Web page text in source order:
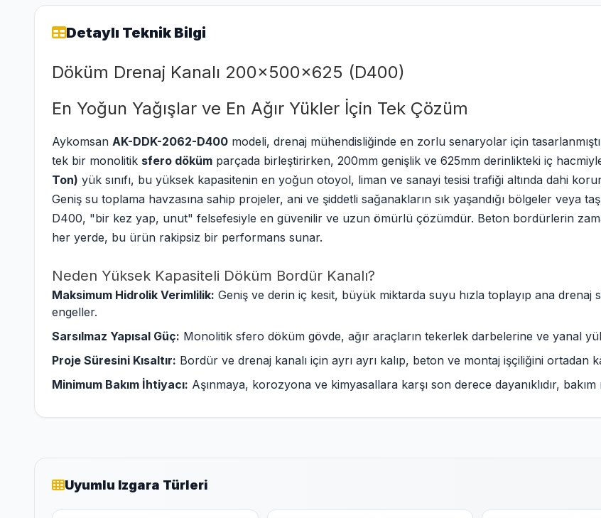
Detaylı Teknik Bilgi
Döküm Drenaj Kanalı 200x500x625 (D400)
En Yoğun Yağışlar ve En Ağır Yükler İçin Tek Çözüm
Aykomsan AK-DDK-2062-D400 modeli, drenaj mühendisliğinde en zorlu senaryolar için
tek bir monolitik sfero döküm parçada birleştirirken, 200mm genişlik ve 625mm derinlikteki iç
Ton) yük sınıfı, bu yüksek kapasitenin en yoğun otoyol, liman ve sanayi tesisi trafiği altında dahi
Geniş su toplama havzasına sahip projeler, ani ve şiddetli sağanakların sık yaşandığı bölgeler veya
D400, "bir kez yap, unut" felsefesiyle en güvenilir ve uzun ömürlü çözümdür. Beton bordürlerin
her yerde, bu ürün rakipsiz bir performans sunar.
Neden Yüksek Kapasiteli Döküm Bordür Kanalı?
Maksimum Hidrolik Verimlilik: Geniş ve derin iç kesit, büyük miktarda suyu hızla toplayıp ana
engeller.
Sarsılmaz Yapısal Güç: Monolitik sfero döküm gövde, ağır araçların tekerlek darbelerine ve yanal
Proje Süresini Kısaltır: Bordür ve drenaj kanalı için ayrı ayrı kalıp, beton ve montaj işçiliğini ortadan
Minimum Bakım İhtiyacı: Aşınmaya, korozyona ve kimyasallara karşı son derece dayanıklıdır,
Uyumlu Izgara Türleri